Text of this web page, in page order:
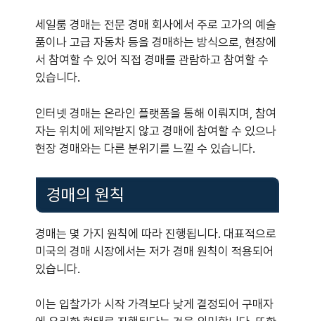
세일룸 경매는 전문 경매 회사에서 주로 고가의 예술
품이나 고급 자동차 등을 경매하는 방식으로, 현장에
서 참여할 수 있어 직접 경매를 관람하고 참여할 수
있습니다.
인터넷 경매는 온라인 플랫폼을 통해 이뤄지며, 참여
자는 위치에 제약받지 않고 경매에 참여할 수 있으나
현장 경매와는 다른 분위기를 느낄 수 있습니다.
경매의 원칙
경매는 몇 가지 원칙에 따라 진행됩니다. 대표적으로
미국의 경매 시장에서는 저가 경매 원칙이 적용되어
있습니다.
이는 입찰가가 시작 가격보다 낮게 결정되어 구매자